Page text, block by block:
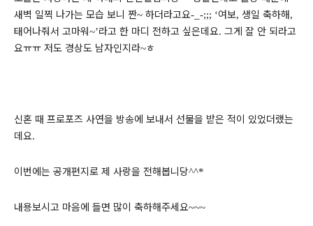
새벽 일찍 나가는 모습 보니 짠~ 하더라고요-_-;;; ‘여보, 생일 축하해,
태어나줘서 고마워~’라고 한 마디 전하고 싶은데요. 그게 잘 안 되라고
요ㅠㅠ 저도 경상도 남자인지라~ㅎ
신혼 때 프로포즈 사연을 방송에 보내서 선물을 받은 적이 있었더랬는
데요.
이번에는 공개편지로 제 사랑을 전해봅니당^^*
내용보시고 마음에 들면 많이 축하해주세요~~~